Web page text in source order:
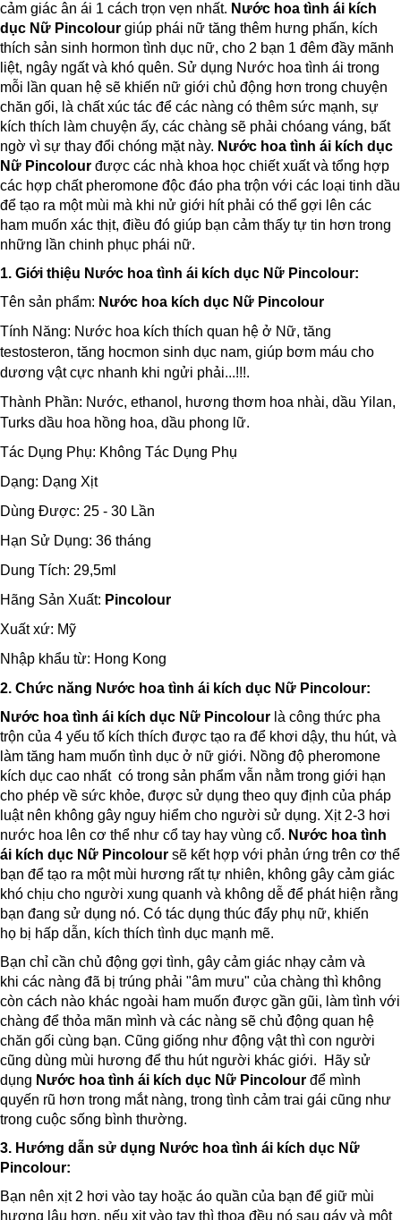
cảm giác ân ái 1 cách trọn vẹn nhất. Nước hoa tình ái kích
dục Nữ Pincolour giúp phái nữ tăng thêm hưng phấn, kích
thích sản sinh hormon tình dục nữ, cho 2 bạn 1 đêm đầy mãnh
liệt, ngây ngất và khó quên. Sử dụng Nước hoa tình ái trong
mỗi lần quan hệ sẽ khiến nữ giới chủ động hơn trong chuyện
chăn gối, là chất xúc tác để các nàng có thêm sức mạnh, sự
kích thích làm chuyện ấy, các chàng sẽ phải chóang váng, bất
ngờ vì sự thay đổi chóng mặt này. Nước hoa tình ái kích dục
Nữ Pincolour được các nhà khoa học chiết xuất và tổng hợp
các hợp chất pheromone độc đáo pha trộn với các loại tinh dầu
để tạo ra một mùi mà khi nử giới hít phải có thể gợi lên các
ham muốn xác thịt, điều đó giúp bạn cảm thấy tự tin hơn trong
những lần chinh phục phái nữ.
1. Giới thiệu Nước hoa tình ái kích dục Nữ Pincolour:
Tên sản phẩm: Nước hoa kích dục Nữ Pincolour
Tính Năng: Nước hoa kích thích quan hệ ở Nữ, tăng
testosteron, tăng hocmon sinh dục nam, giúp bơm máu cho
dương vật cực nhanh khi ngửi phải...!!!.
Thành Phần: Nước, ethanol, hương thơm hoa nhài, dầu Yilan,
Turks dầu hoa hồng hoa, dầu phong lữ.
Tác Dụng Phụ: Không Tác Dụng Phụ
Dạng: Dạng Xịt
Dùng Được: 25 - 30 Lần
Hạn Sử Dụng: 36 tháng
Dung Tích: 29,5ml
Hãng Sản Xuất: Pincolour
Xuất xứ: Mỹ
Nhập khẩu từ: Hong Kong
2. Chức năng Nước hoa tình ái kích dục Nữ Pincolour:
Nước hoa tình ái kích dục Nữ Pincolour là công thức pha
trộn của 4 yếu tố kích thích được tạo ra để khơi dậy, thu hút, và
làm tăng ham muốn tình dục ở nữ giới. Nồng độ pheromone
kích dục cao nhất có trong sản phẩm vẫn nằm trong giới hạn
cho phép về sức khỏe, được sử dụng theo quy định của pháp
luật nên không gây nguy hiểm cho người sử dụng. Xịt 2-3 hơi
nước hoa lên cơ thể như cổ tay hay vùng cổ. Nước hoa tình
ái kích dục Nữ Pincolour sẽ kết hợp với phản ứng trên cơ thể
bạn để tạo ra một mùi hương rất tự nhiên, không gây cảm giác
khó chịu cho người xung quanh và không dễ để phát hiện rằng
bạn đang sử dụng nó. Có tác dụng thúc đẩy phụ nữ, khiến
họ bị hấp dẫn, kích thích tình dục mạnh mẽ.
Bạn chỉ cần chủ động gợi tình, gây cảm giác nhạy cảm và
khi các nàng đã bị trúng phải "âm mưu" của chàng thì không
còn cách nào khác ngoài ham muốn được gần gũi, làm tình với
chàng để thỏa mãn mình và các nàng sẽ chủ động quan hệ
chăn gối cùng bạn. Cũng giống như động vật thì con người
cũng dùng mùi hương để thu hút người khác giới. Hãy sử
dụng Nước hoa tình ái kích dục Nữ Pincolour để mình
quyến rũ hơn trong mắt nàng, trong tình cảm trai gái cũng như
trong cuộc sống bình thường.
3. Hướng dẫn sử dụng Nước hoa tình ái kích dục Nữ
Pincolour:
Bạn nên xịt 2 hơi vào tay hoặc áo quần của bạn để giữ mùi
hương lâu hơn, nếu xịt vào tay thì thoa đều nó sau gáy và một